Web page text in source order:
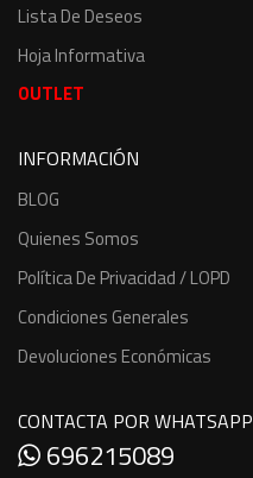
Lista De Deseos
Hoja Informativa
OUTLET
INFORMACIÓN
BLOG
Quienes Somos
Política De Privacidad / LOPD
Condiciones Generales
Devoluciones Económicas
CONTACTA POR WHATSAPP
696215089